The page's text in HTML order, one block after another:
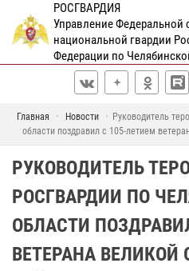
РОСГВАРДИЯ
Управление Федеральной
национальной гвардии
Федерации по
Главная Новости
Руководитель
области поздравил с 105-летием
РУКОВОДИТЕЛЬ
РОСГВАРДИИ ПО
ОБЛАСТИ
ВЕТЕРАНА ВЕЛИКОЙ